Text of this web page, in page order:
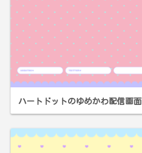
ハートドットのゆめかわ配信画面